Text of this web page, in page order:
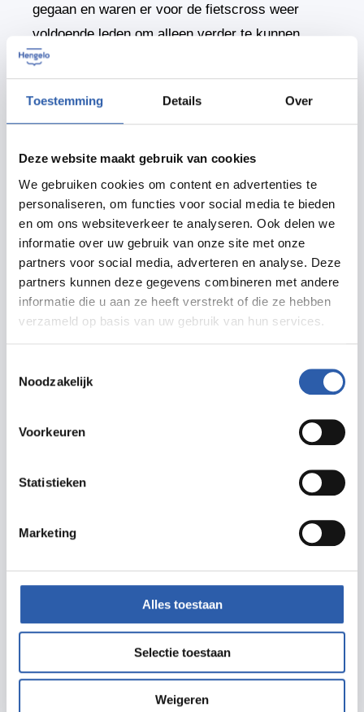
Toestemming Details Over
Deze website maakt gebruik van cookies
We gebruiken cookies om content en advertenties te
personaliseren, om functies voor social media te bieden
en om ons websiteverkeer te analyseren. Ook delen we
informatie over uw gebruik van onze site met onze
partners voor social media, adverteren en analyse. Deze
partners kunnen deze gegevens combineren met andere
informatie die u aan ze heeft verstrekt of die ze hebben
verzameld op basis van uw gebruik van hun services.
Noodzakelijk
Voorkeuren
Statistieken
Marketing
Alles toestaan
Selectie toestaan
Weigeren
gegaan en waren er voor de fietscross weer
voldoende leden om alleen verder te kunnen.
In de loop van de jaren is er veel veranderd, de
techniek algemeen, de techniek van de fietsen
baan aan de Landmansweg heeft veel
metamorfoses ondergaan, maar voldeed
uiteindelijk niet meer aan de eissen. In 2016 is er
daarom een nieuwe baan aangelegd aan de
Verlengde Polluxweg 20.
De vereniging blijft groeien. De ledengroei is met
name de laatste jaren toegenomen misschien wel
gekregen voor en tijdens de Olympische Spelen
spectaculair en sportief de fietscross sport is.
Ook binnen onze vereniging kennen we aantal
goede wedstrijdcrossers die o.a. meedoen met
fcvhettwentseros.nl/
hengelo@fietscross.org